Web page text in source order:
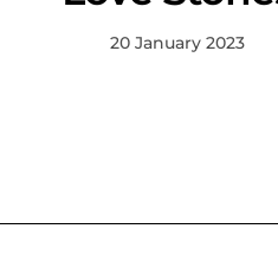
20 January 2023